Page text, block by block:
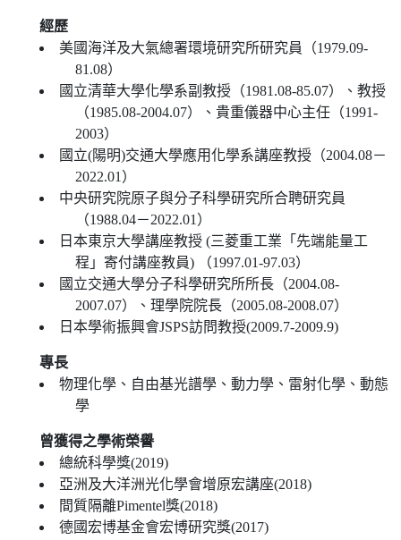
經歷
美國海洋及大氣總署環境研究所研究員（1979.09-
81.08）
國立清華大學化學系副教授（1981.08-85.07）、教授
（1985.08-2004.07）、貴重儀器中心主任（1991-
2003）
國立(陽明)交通大學應用化學系講座教授（2004.08－
2022.01）
中央研究院原子與分子科學研究所合聘研究員
（1988.04－2022.01）
日本東京大學講座教授 (三菱重工業「先端能量工
程」寄付講座教員) （1997.01-97.03）
國立交通大學分子科學研究所所長（2004.08-
2007.07）、理學院院長（2005.08-2008.07）
日本學術振興會JSPS訪問教授(2009.7-2009.9)
專長
物理化學、自由基光譜學、動力學、雷射化學、動態
學
曾獲得之學術榮譽
總統科學獎(2019)
亞洲及大洋洲光化學會增原宏講座(2018)
間質隔離Pimentel獎(2018)
德國宏博基金會宏博研究獎(2017)